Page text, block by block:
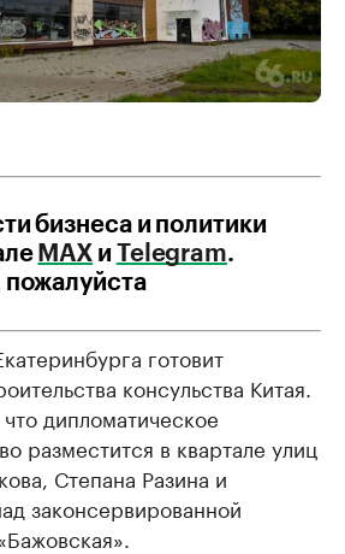
бизнеса и политики
МАХ и Telegram.
готовит
консульства Китая.
дипломатическое
разместится в квартале улиц
Степана Разина и
законсервированной